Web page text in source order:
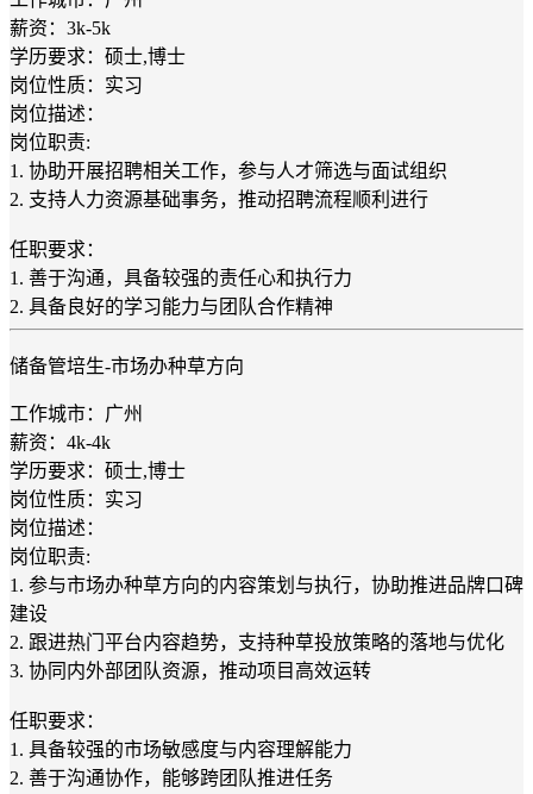
薪资：3k-5k
学历要求：硕士,博士
岗位性质：实习
岗位描述：
岗位职责:
1. 协助开展招聘相关工作，参与人才筛选与面试组织
2. 支持人力资源基础事务，推动招聘流程顺利进行
任职要求：
1. 善于沟通，具备较强的责任心和执行力
2. 具备良好的学习能力与团队合作精神
储备管培生-市场办种草方向
工作城市：广州
薪资：4k-4k
学历要求：硕士,博士
岗位性质：实习
岗位描述：
岗位职责:
1. 参与市场办种草方向的内容策划与执行，协助推进品牌口碑
建设
2. 跟进热门平台内容趋势，支持种草投放策略的落地与优化
3. 协同内外部团队资源，推动项目高效运转
任职要求：
1. 具备较强的市场敏感度与内容理解能力
2. 善于沟通协作，能够跨团队推进任务